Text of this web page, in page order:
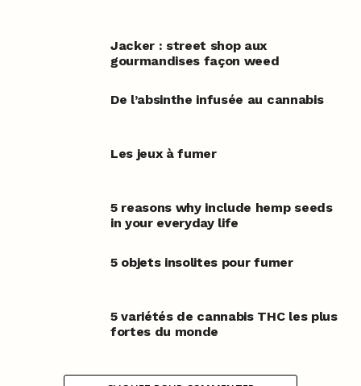
Jacker : street shop aux
gourmandises façon weed
De l’absinthe infusée au cannabis
Les jeux à fumer
5 reasons why include hemp seeds
in your everyday life
5 objets insolites pour fumer
5 variétés de cannabis THC les plus
fortes du monde